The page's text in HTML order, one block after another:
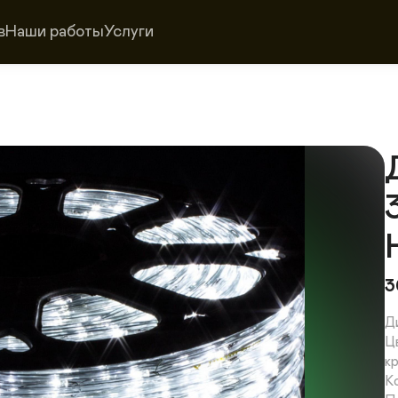
Наши работыУслуги